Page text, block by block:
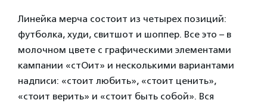
Линейка мерча состоит из четырех позиций:
футболка, худи, свитшот и шоппер. Все это – в
молочном цвете с графическими элементами
кампании «стОит» и несколькими вариантами
надписи: «стоит любить», «стоит ценить»,
«стоит верить» и «стоит быть собой». Вся